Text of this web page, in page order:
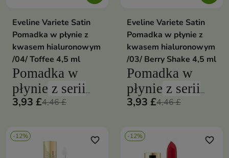
Eveline Variete Satin
Pomadka w płynie z
kwasem hialuronowym
/04/ Toffee 4,5 ml
Pomadka w
płynie z serii
Eveline Variete
ustach
długotrwały
matowy efekt
3,93 £4,46 £
Eveline Variete Satin
Pomadka w płynie z
kwasem hialuronowym
/03/ Berry Shake 4,5 ml
Pomadka w
płynie z serii
Eveline Variete
ustach
matowy efekt
3,93 £4,46 £
-12% favorite_border -12% favorite_border